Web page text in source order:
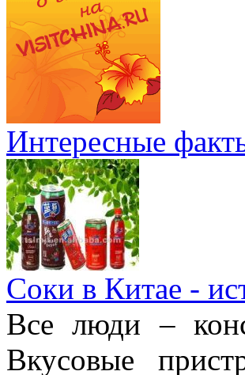
Интересные
Соки в Китае -
Все люди –
Вкусовые